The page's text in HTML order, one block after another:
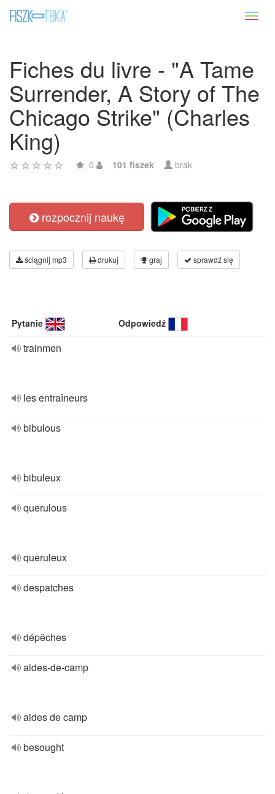
Fiches du livre - "A Tame
Surrender, A Story of The
Chicago Strike" (Charles
King)
0 101 fiszek brak
rozpocznij naukę
ściągnij mp3 drukuj graj sprawdź się
Pytanie Odpowiedź
trainmen
les entraîneurs
bibulous
bibuleux
querulous
queruleux
despatches
dépêches
aides-de-camp
aides de camp
besought